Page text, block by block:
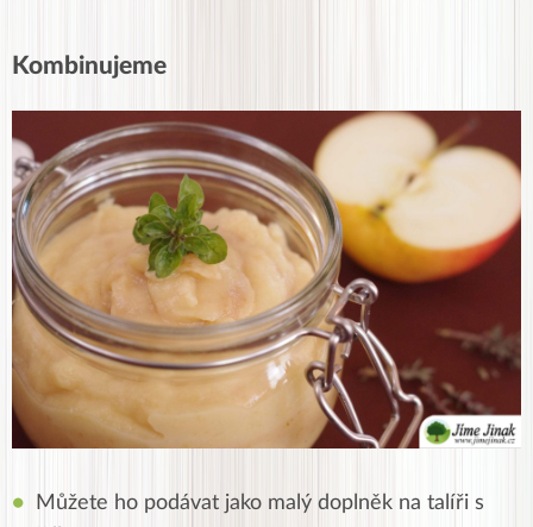
Kombinujeme
Můžete ho podávat jako malý doplněk na talíři s